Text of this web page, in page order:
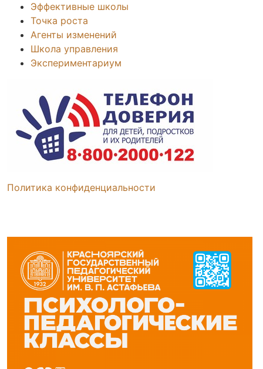
Эффективные школы
Точка роста
Агенты изменений
Школа управления
Экспериментариум
Политика конфиденциальности